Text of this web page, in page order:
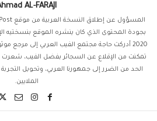
AL-FARAJI
بجودة المحتوى الذي كان ينشره الموقع بنسختيه
2020 أدركت حاجة مجتمع الفيب العربي إلى مرجع
تمكنت من الإقلاع عن السجائر بفضل الفيب،
الحد من الضرر إلى جمهورنا العربي، وتحويل
الملايين.